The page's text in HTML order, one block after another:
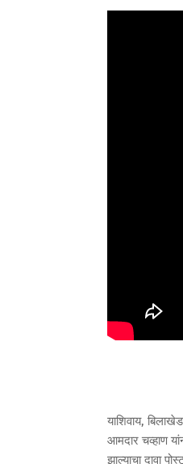
याशिवाय,
आमदार चव्हाण
झाल्याचा दावा